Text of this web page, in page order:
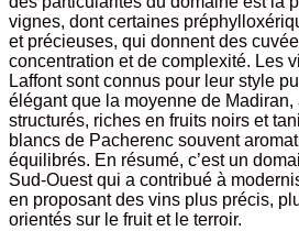
vignes, dont certaines
et précieuses, qui donnent des
concentration et de complexité. Les
Laffont sont connus pour leur style
élégant que la moyenne de
structurés, riches en fruits noirs et
blancs de Pacherenc souvent
équilibrés. En résumé, c’est un
Sud-Ouest qui a contribué à
en proposant des vins plus précis,
orientés sur le fruit et le terroir.